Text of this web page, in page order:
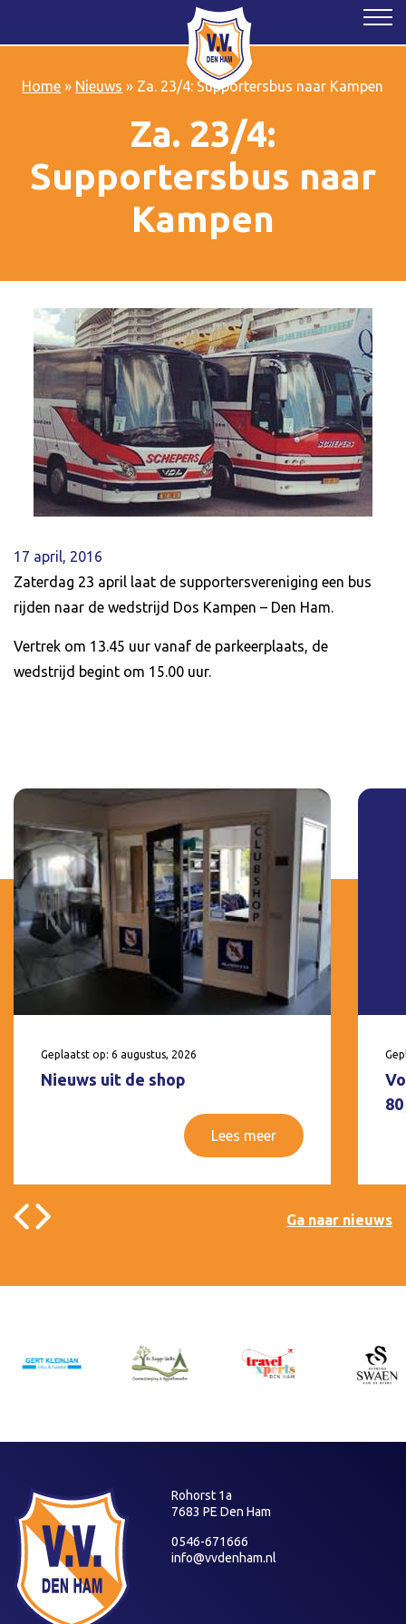
Home » Nieuws » Za. 23/4: Supportersbus naar Kampen
Za. 23/4:
Supportersbus naar
Kampen
17 april, 2016
Zaterdag 23 april laat de supportersvereniging een bus
rijden naar de wedstrijd Dos Kampen – Den Ham.
Vertrek om 13.45 uur vanaf de parkeerplaats, de
wedstrijd begint om 15.00 uur.
Geplaatst op: 6 augustus, 2026
Nieuws uit de shop
Lees meer
Ga naar nieuws
Rohorst 1a
7683 PE Den Ham
0546-671666
info@vvdenham.nl